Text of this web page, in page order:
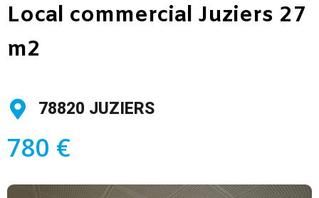
Local commercial Juziers 27
m2
78820 JUZIERS
780 €